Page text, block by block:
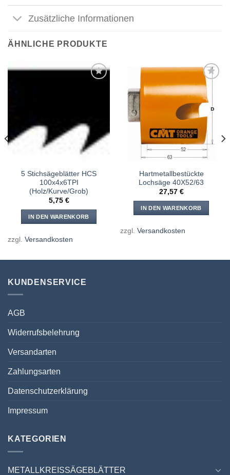
Zusätzliche Informationen
ÄHNLICHE PRODUKTE
5 Stichsägeblätter HCS
100x4x6TPI
(Holz/Kurve/Grob)
5,75 €
IN DEN WARENKORB
zzgl. Versandkosten
Meine
Sägen
hinzufügen
Hartmetallbestückte
Lochsäge 40X52/63
27,57 €
IN DEN WARENKORB
zzgl. Versandkosten
KUNDENSERVICE
AGB
Widerrufsbelehrung
Versandarten
Zahlungsarten
Datenschutzerklärung
Impressum
KATEGORIEN
METALLKREISSÄGEBLÄTTER